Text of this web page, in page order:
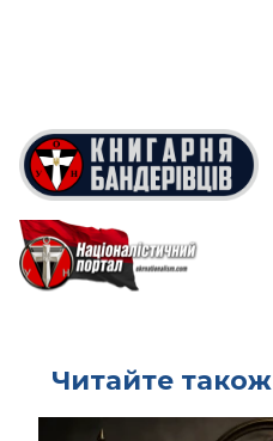
Читайте також